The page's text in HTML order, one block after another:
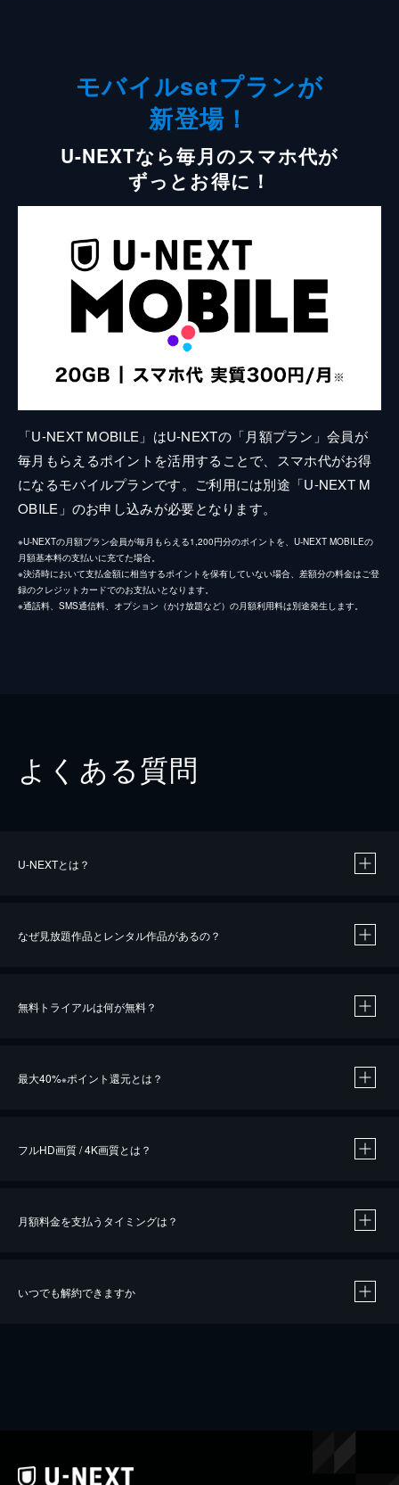
モバイルsetプランが
新登場！
U-NEXTなら毎月のスマホ代が
ずっとお得に！
「U-NEXT MOBILE」はU-NEXTの「月額プラン」会員が
毎月もらえるポイントを活用することで、スマホ代がお得
になるモバイルプランです。ご利用には別途「U-NEXT M
OBILE」のお申し込みが必要となります。
※U-NEXTの月額プラン会員が毎月もらえる1,200円分のポイントを、U-NEXT MOBILEの
月額基本料の支払いに充てた場合。
※決済時において支払金額に相当するポイントを保有していない場合、差額分の料金はご登
録のクレジットカードでのお支払いとなります。
※通話料、SMS通信料、オプション（かけ放題など）の月額利用料は別途発生します。
よくある質問
U-NEXTとは？
なぜ見放題作品とレンタル作品があるの？
無料トライアルは何が無料？
最大40%※ポイント還元とは？
※40％ポイント還元の対象は、クレジットカード決済による作品の購入 / レンタルです。
フルHD画質 / 4K画質とは？
月額料金を支払うタイミングは？
いつでも解約できますか